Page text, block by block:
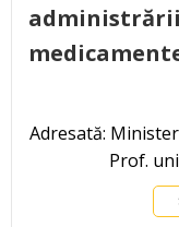
Adresată:
Prof.